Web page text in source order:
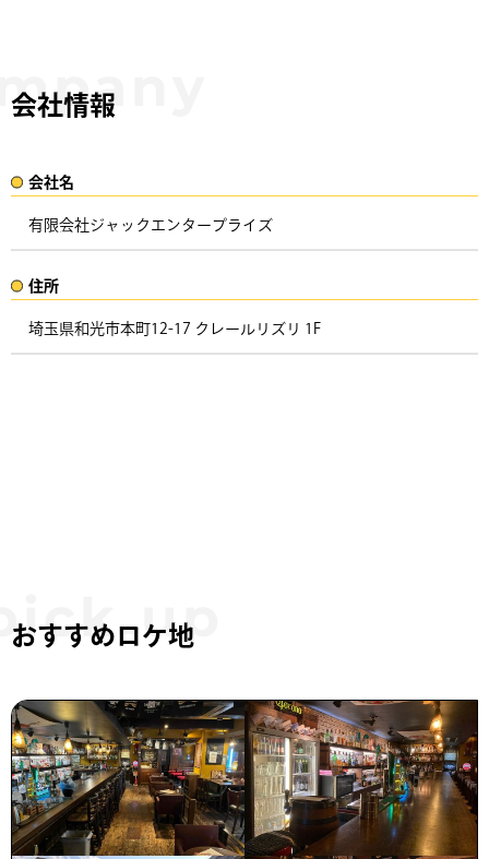
会社情報
会社名​
有限会社ジャックエンタープライズ
住所​​
埼玉県和光市本町12-17 クレールリズリ 1F ​
おすすめロケ地